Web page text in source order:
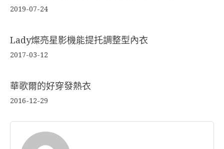
2019-07-24
Lady燦亮星影機能提托調整型內衣
2017-03-12
華歌爾的好穿發熱衣
2016-12-29